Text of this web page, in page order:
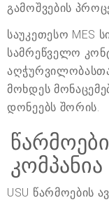
გამოშვების
საუკეთესო MES
სამრეწველო
მოხდეს
დონეებს შორის.
კომპანია
USU წარმოების